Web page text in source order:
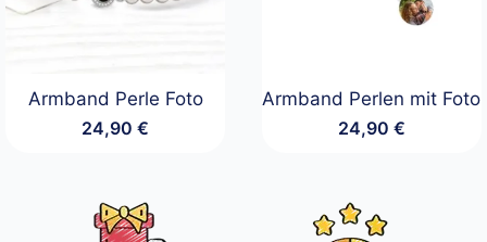
Armband Perle Foto
24,90€
Armband Perlen mit Foto
24,90 €